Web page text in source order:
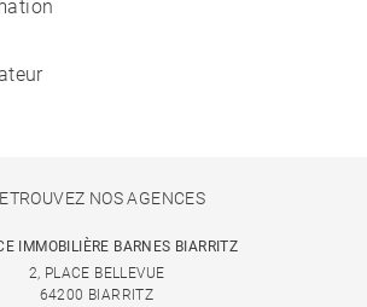
NOS AGENCES
IMMOBILIÈRE BARNES BIARRITZ
2, PLACE BELLEVUE
64200 BIARRITZ